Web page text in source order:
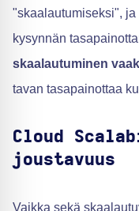
"skaalautumiseksi",
kysynnän
skaalautuminen
tavan tasapainottaa
Cloud
joustavuus
Vaikka sekä